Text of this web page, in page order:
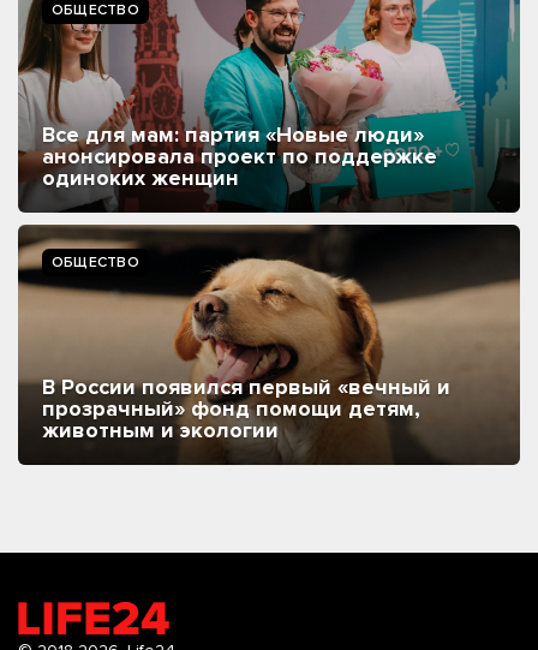
ОБЩЕСТВО
Все для мам: партия «Новые люди»
анонсировала проект по поддержке
одиноких женщин
ОБЩЕСТВО
В России появился первый «вечный и
прозрачный» фонд помощи детям,
животным и экологии